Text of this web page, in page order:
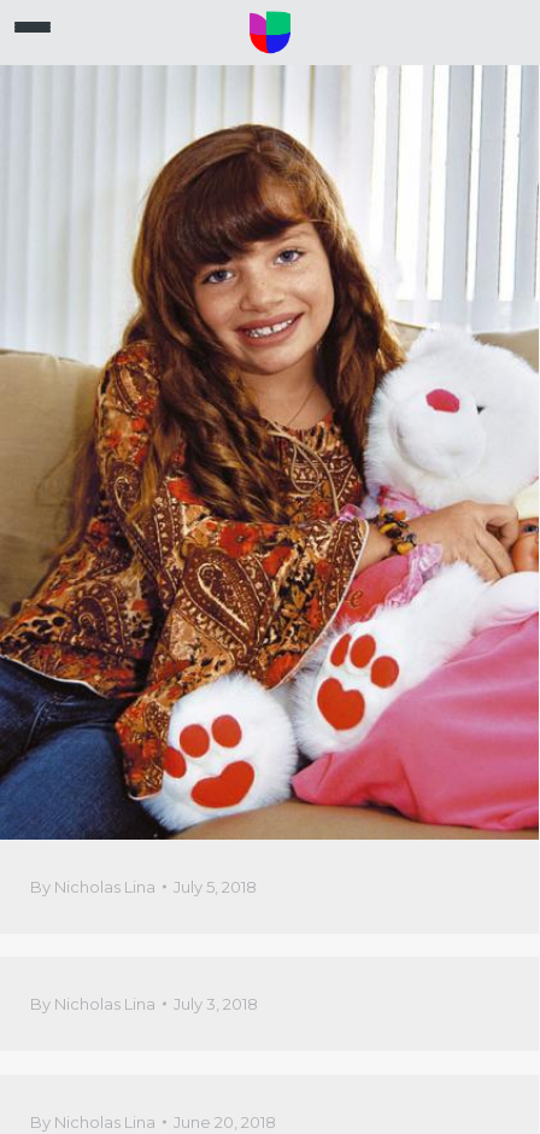
By Nicholas Lina July 5, 2018
By Nicholas Lina July 3, 2018
By Nicholas Lina June 20, 2018